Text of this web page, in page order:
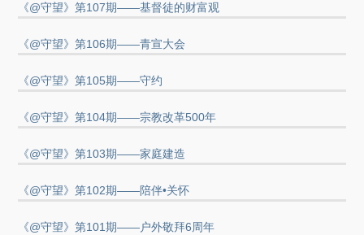
《@守望》第107期——基督徒的财富观
《@守望》第106期——青宣大会
《@守望》第105期——守约
《@守望》第104期——宗教改革500年
《@守望》第103期——家庭建造
《@守望》第102期——陪伴•关怀
《@守望》第101期——户外敬拜6周年